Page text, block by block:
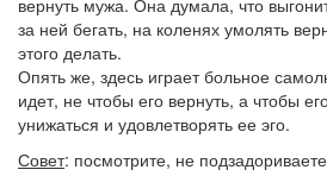
за ней бегать, на коленях умолять
этого делать.
Опять же, здесь играет больное
идет, не чтобы его вернуть, а чтобы
унижаться и удовлетворять ее эго.
Совет: посмотрите, не